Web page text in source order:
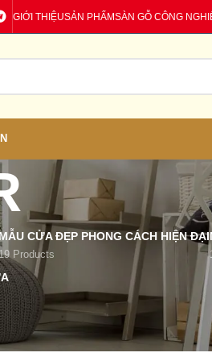
GIỚI THIỆUSẢN PHẨMSÀN GỖ CÔNG
CỬA ĐẸP PHONG CÁCH HIỆN ĐẠI
Products